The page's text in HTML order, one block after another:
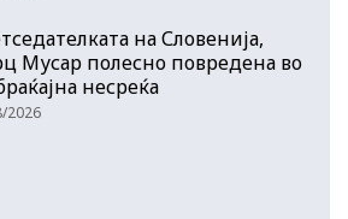
на Словенија,
Мусар полесно повредена во
несреќа
2026